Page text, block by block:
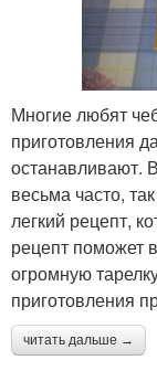
Многие любят
приготовления
останавливают.
весьма часто,
легкий рецепт,
рецепт поможет
огромную
приготовления
читать дальше →